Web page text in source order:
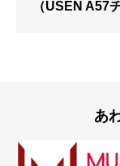
（USEN A57
あ